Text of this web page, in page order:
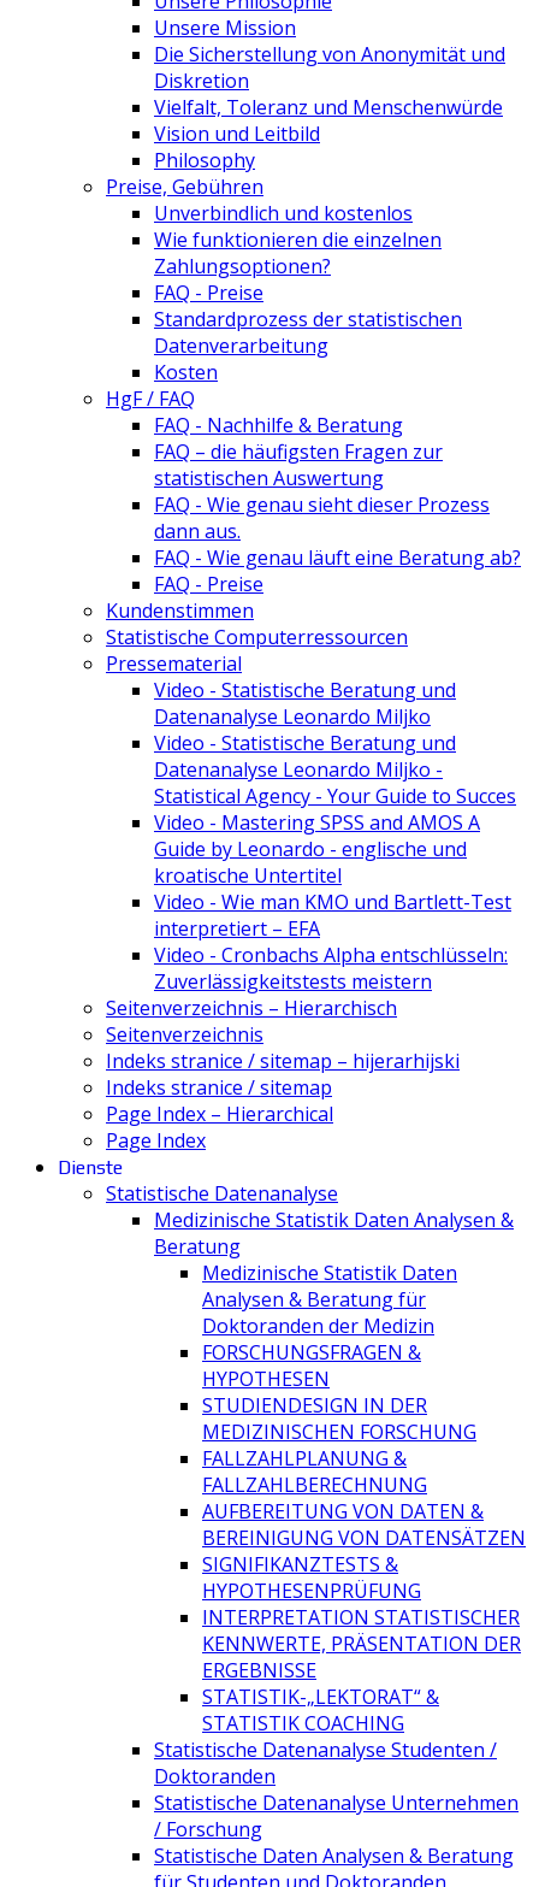
Unsere Mission
Die Sicherstellung von Anonymität und
Diskretion
Vielfalt, Toleranz und Menschenwürde
Vision und Leitbild
Philosophy
Preise, Gebühren
Unverbindlich und kostenlos
Wie funktionieren die einzelnen
Zahlungsoptionen?
FAQ - Preise
Standardprozess der statistischen
Datenverarbeitung
Kosten
HgF / FAQ
FAQ - Nachhilfe & Beratung
FAQ – die häufigsten Fragen zur
statistischen Auswertung
FAQ - Wie genau sieht dieser Prozess
dann aus.
FAQ - Wie genau läuft eine Beratung ab?
FAQ - Preise
Kundenstimmen
Statistische Computerressourcen
Pressematerial
Video - Statistische Beratung und
Datenanalyse Leonardo Miljko
Video - Statistische Beratung und
Datenanalyse Leonardo Miljko -
Statistical Agency - Your Guide to Succes
Video - Mastering SPSS and AMOS A
Guide by Leonardo - englische und
kroatische Untertitel
Video - Wie man KMO und Bartlett-Test
interpretiert – EFA
Video - Cronbachs Alpha entschlüsseln:
Zuverlässigkeitstests meistern
Seitenverzeichnis – Hierarchisch
Seitenverzeichnis
Indeks stranice / sitemap – hijerarhijski
Indeks stranice / sitemap
Page Index – Hierarchical
Page Index
Dienste
Statistische Datenanalyse
Medizinische Statistik Daten Analysen &
Beratung
Medizinische Statistik Daten
Analysen & Beratung für
Doktoranden der Medizin
FORSCHUNGSFRAGEN &
HYPOTHESEN
STUDIENDESIGN IN DER
MEDIZINISCHEN FORSCHUNG
FALLZAHLPLANUNG &
FALLZAHLBERECHNUNG
AUFBEREITUNG VON DATEN &
BEREINIGUNG VON DATENSÄTZEN
SIGNIFIKANZTESTS &
HYPOTHESENPRÜFUNG
INTERPRETATION STATISTISCHER
KENNWERTE, PRÄSENTATION DER
ERGEBNISSE
STATISTIK-„LEKTORAT“ &
STATISTIK COACHING
Statistische Datenanalyse Studenten /
Doktoranden
Statistische Datenanalyse Unternehmen
/ Forschung
Statistische Daten Analysen & Beratung
für Studenten und Doktoranden